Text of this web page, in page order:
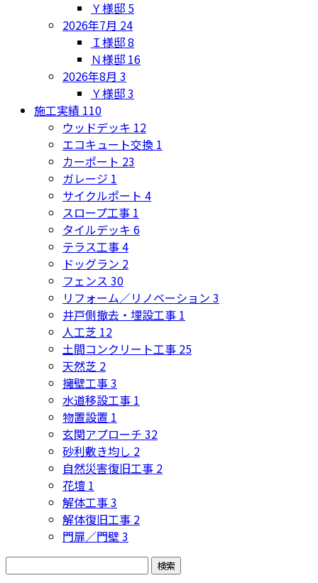
Ｙ様邸 5
2026年7月 24
Ｉ様邸8
Ｎ様邸 16
2026年8月 3
Ｙ様邸3
施工実績 110
ウッドデッキ 12
エコキュート交換 1
カーポート 23
ガレージ 1
サイクルポート 4
スロープ工事 1
タイルデッキ 6
テラス工事4
ドッグラン 2
フェンス 30
リフォーム／リノベーション 3
井戸側撤去・埋設工事 1
人工芝 12
土間コンクリート工事 25
天然芝 2
擁壁工事3
水道移設工事 1
物置設置 1
玄関アプローチ 32
砂利敷き均し 2
自然災害復旧工事 2
花壇 1
解体工事3
解体復旧工事 2
門扉／門壁3